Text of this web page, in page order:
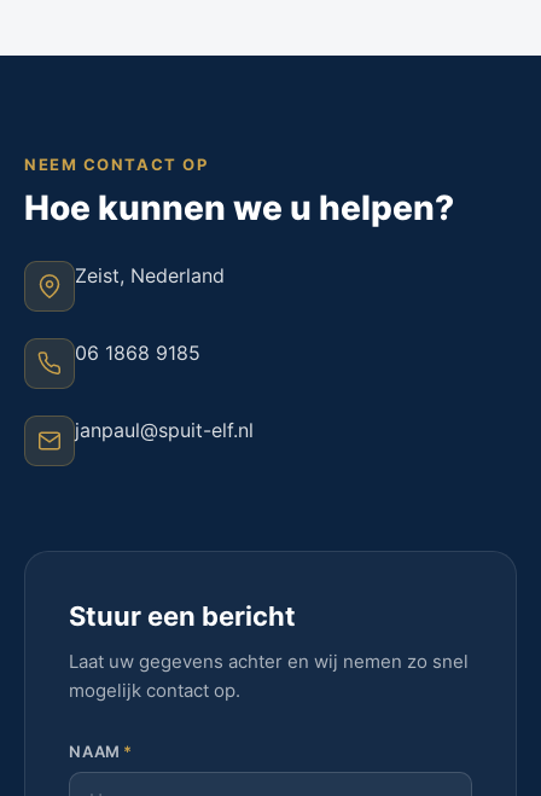
NEEM CONTACT OP
Hoe kunnen we u helpen?
Zeist, Nederland
06 1868 9185
janpaul@spuit-elf.nl
Stuur een bericht
Laat uw gegevens achter en wij nemen zo snel
mogelijk contact op.
NAAM *